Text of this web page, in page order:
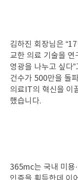
김하진 회장님은
교한 의료 기술을
영광을 나누고 싶다
건수가 500만을 돌
의료IT의 혁신을 이
했습니다.
365mc는 국내 미용